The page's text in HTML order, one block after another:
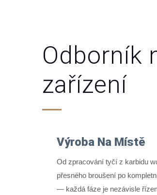
Odborník
zařízení
Výroba Na Místě
Od zpracování tyčí z karbidu
přesného broušení po
— každá fáze je nezávisle